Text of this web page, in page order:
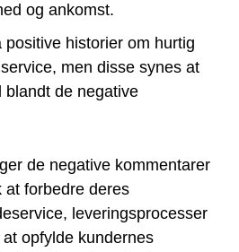
og ankomst.
positive historier om hurtig
men disse synes at
de negative
de negative kommentarer
at forbedre deres
leveringsprocesser
opfylde kundernes